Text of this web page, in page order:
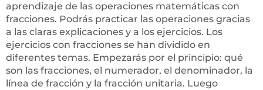
aprendizaje de las operaciones matemáticas con
fracciones. Podrás practicar las operaciones gracias
a las claras explicaciones y a los ejercicios. Los
ejercicios con fracciones se han dividido en
diferentes temas. Empezarás por el principio: qué
son las fracciones, el numerador, el denominador, la
línea de fracción y la fracción unitaria. Luego